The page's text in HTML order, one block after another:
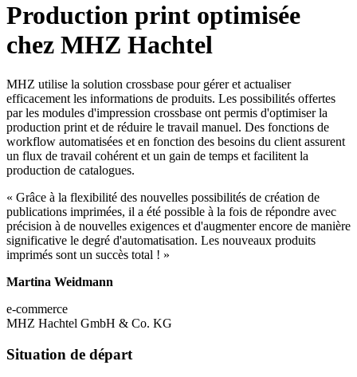
Production print optimisée
chez MHZ Hachtel
MHZ utilise la solution crossbase pour gérer et actualiser
efficacement les informations de produits. Les possibilités offertes
par les modules d'impression crossbase ont permis d'optimiser la
production print et de réduire le travail manuel. Des fonctions de
workflow automatisées et en fonction des besoins du client assurent
un flux de travail cohérent et un gain de temps et facilitent la
production de catalogues.
« Grâce à la flexibilité des nouvelles possibilités de création de
publications imprimées, il a été possible à la fois de répondre avec
précision à de nouvelles exigences et d'augmenter encore de manière
significative le degré d'automatisation. Les nouveaux produits
imprimés sont un succès total ! »
Martina Weidmann
e-commerce
MHZ Hachtel GmbH & Co. KG
Situation de départ